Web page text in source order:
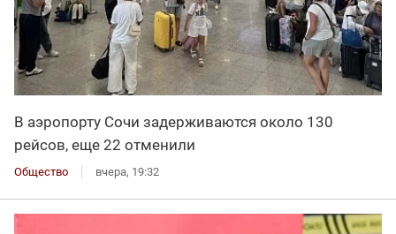
В аэропорту Сочи задерживаются около 130
рейсов, еще 22 отменили
Общество вчера, 19:32